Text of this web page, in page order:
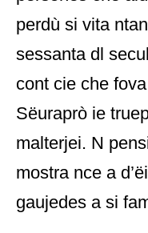
perdù si vita
sessanta dl
cont cie che
Sëuraprò ie
malterjei. N
mostra nce a
gaujedes a si